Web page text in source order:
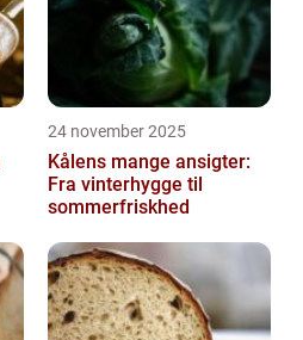
24 november 2025
Kålens mange ansigter:
Fra vinterhygge til
sommerfriskhed